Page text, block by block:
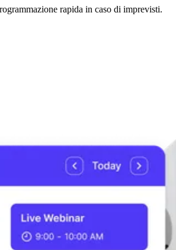
rapida in caso di imprevisti.